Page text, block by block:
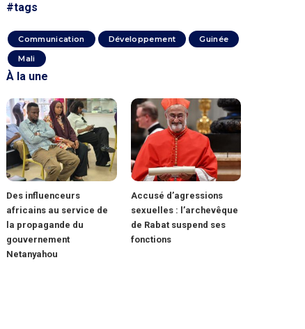
#tags
Communication Développement
Guinée
Mali
À la une
Des influenceurs
africains au service de
la propagande du
gouvernement
Netanyahou
Accusé d’agressions
sexuelles : l’archevêque
de Rabat suspend ses
fonctions